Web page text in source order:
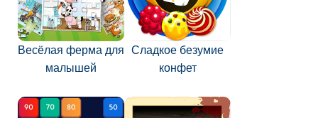
Весёлая ферма для
малышей
Сладкое безумие
конфет